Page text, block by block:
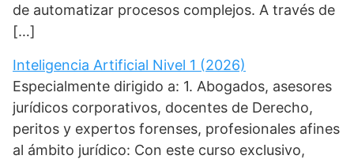
de automatizar procesos complejos. A través de
[…]
Inteligencia Artificial Nivel 1 (2026)
Especialmente dirigido a: 1. Abogados, asesores
jurídicos corporativos, docentes de Derecho,
peritos y expertos forenses, profesionales afines
al ámbito jurídico: Con este curso exclusivo,